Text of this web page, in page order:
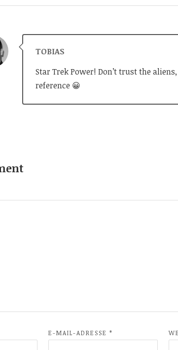
TOBIAS
Star Trek Power! Don’t trust the
reference 😀
E-MAIL-ADRESSE *